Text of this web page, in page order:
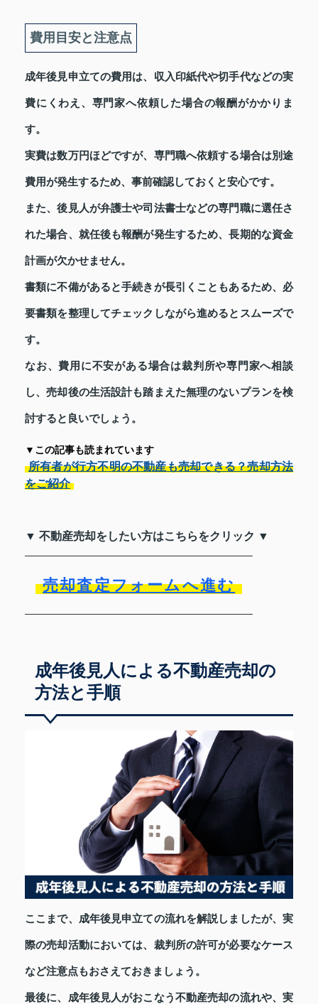
費用目安と注意点
成年後見申立ての費用は、収入印紙代や切手代などの実
費にくわえ、専門家へ依頼した場合の報酬がかかりま
す。
実費は数万円ほどですが、専門職へ依頼する場合は別途
費用が発生するため、事前確認しておくと安心です。
また、後見人が弁護士や司法書士などの専門職に選任さ
れた場合、就任後も報酬が発生するため、長期的な資金
計画が欠かせません。
書類に不備があると手続きが長引くこともあるため、必
要書類を整理してチェックしながら進めるとスムーズで
す。
なお、費用に不安がある場合は裁判所や専門家へ相談
し、売却後の生活設計も踏まえた無理のないプランを検
討すると良いでしょう。
▼この記事も読まれています
所有者が行方不明の不動産も売却できる？売却方法
をご紹介
▼ 不動産売却をしたい方はこちらをクリック ▼
売却査定フォームへ進む
成年後見人による不動産売却の
方法と手順
ここまで、成年後見申立ての流れを解説しましたが、実
際の売却活動においては、裁判所の許可が必要なケース
など注意点もおさえておきましょう。
最後に、成年後見人がおこなう不動産売却の流れや、実